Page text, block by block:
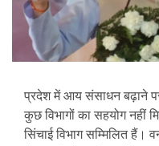
प्रदेश में आय संसाधन बढ़ाने
कुछ विभागों का सहयोग नहीं
सिंचाई विभाग सम्मिलित हैं।